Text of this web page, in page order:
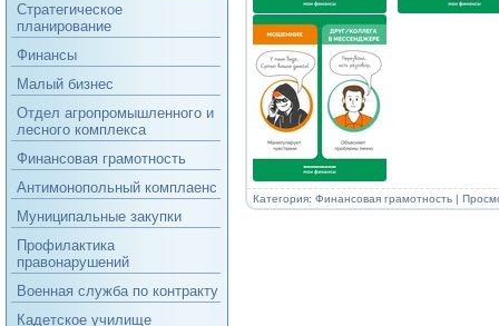
Стратегическое
планирование
Финансы
Малый бизнес
Отдел агропромышленного и
лесного комплекса
Финансовая грамотность
Антимонопольный комплаенс
Муниципальные закупки
Профилактика
правонарушений
Военная служба по контракту
Кадетское училище
Категория: Финансовая грамотность |